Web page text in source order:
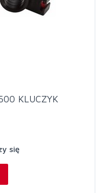
KLUCZYK
się